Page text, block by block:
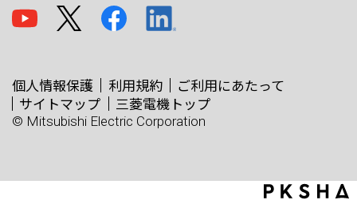
個人情報保護 利用規約
ご利用にあたって
サイトマップ
三菱電機トップ
© Mitsubishi Electric Corporation